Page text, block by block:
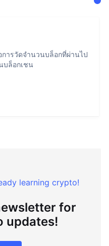
ารวัดจำนวนบล็อกที่ผ่านไป
บล็อกเชน
learning crypto!
for
updates!